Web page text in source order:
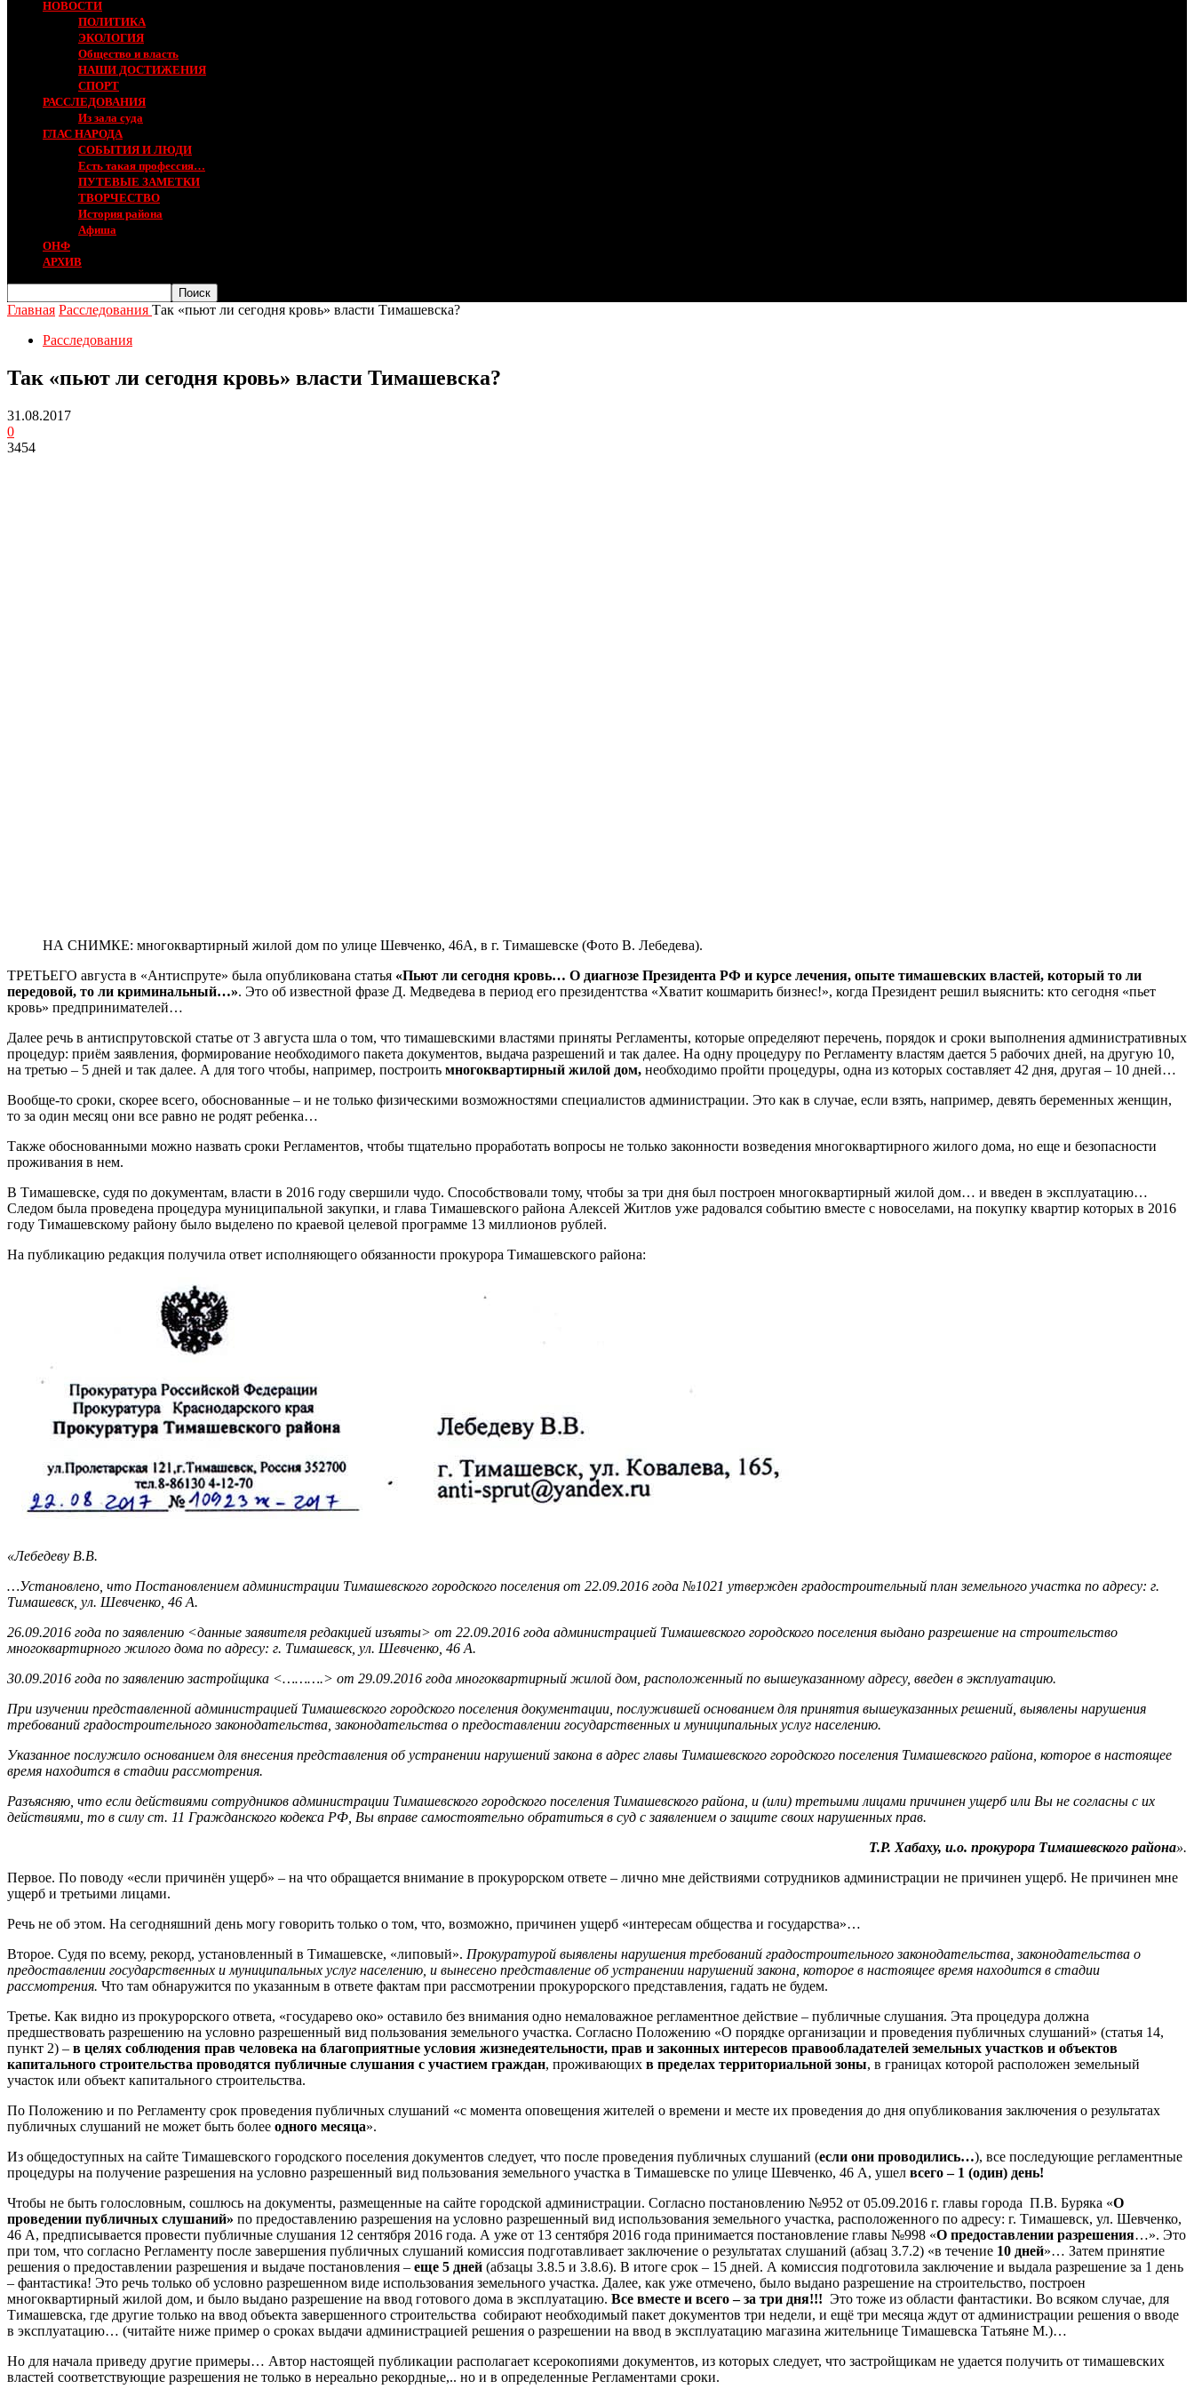
НОВОСТИ
ПОЛИТИКА
ЭКОЛОГИЯ
Общество и власть
НАШИ ДОСТИЖЕНИЯ
СПОРТ
РАССЛЕДОВАНИЯ
Из зала суда
ГЛАС НАРОДА
СОБЫТИЯ И ЛЮДИ
Есть такая профессия…
ПУТЕВЫЕ ЗАМЕТКИ
ТВОРЧЕСТВО
История района
Афиша
ОНФ
АРХИВ
Главная Расследования Так «пьют ли сегодня кровь» власти Тимашевска?
Расследования
Так «пьют ли сегодня кровь» власти Тимашевска?
31.08.2017
0
3454
НА СНИМКЕ: многоквартирный жилой дом по улице Шевченко, 46А, в г. Тимашевске (Фото В. Лебедева).
ТРЕТЬЕГО августа в «Антиспруте» была опубликована статья «Пьют ли сегодня кровь… О диагнозе Президента РФ и курсе лечения, опыте тимашевских властей, который то ли
передовой, то ли криминальный…». Это об известной фразе Д. Медведева в период его президентства «Хватит кошмарить бизнес!», когда Президент решил выяснить: кто сегодня «пьет
кровь» предпринимателей…
Далее речь в антиспрутовской статье от 3 августа шла о том, что тимашевскими властями приняты Регламенты, которые определяют перечень, порядок и сроки выполнения административных
процедур: приём заявления, формирование необходимого пакета документов, выдача разрешений и так далее. На одну процедуру по Регламенту властям дается 5 рабочих дней, на другую 10,
на третью – 5 дней и так далее. А для того чтобы, например, построить многоквартирный жилой дом, необходимо пройти процедуры, одна из которых составляет 42 дня, другая – 10 дней…
Вообще-то сроки, скорее всего, обоснованные – и не только физическими возможностями специалистов администрации. Это как в случае, если взять, например, девять беременных женщин,
то за один месяц они все равно не родят ребенка…
Также обоснованными можно назвать сроки Регламентов, чтобы тщательно проработать вопросы не только законности возведения многоквартирного жилого дома, но еще и безопасности
проживания в нем.
В Тимашевске, судя по документам, власти в 2016 году свершили чудо. Способствовали тому, чтобы за три дня был построен многоквартирный жилой дом… и введен в эксплуатацию…
Следом была проведена процедура муниципальной закупки, и глава Тимашевского района Алексей Житлов уже радовался событию вместе с новоселами, на покупку квартир которых в 2016
году Тимашевскому району было выделено по краевой целевой программе 13 миллионов рублей.
На публикацию редакция получила ответ исполняющего обязанности прокурора Тимашевского района:
«Лебедеву В.В.
…Установлено, что Постановлением администрации Тимашевского городского поселения от 22.09.2016 года №1021 утвержден градостроительный план земельного участка по адресу: г.
Тимашевск, ул. Шевченко, 46 А.
26.09.2016 года по заявлению <данные заявителя редакцией изъяты> от 22.09.2016 года администрацией Тимашевского городского поселения выдано разрешение на строительство
многоквартирного жилого дома по адресу: г. Тимашевск, ул. Шевченко, 46 А.
30.09.2016 года по заявлению застройщика <……….> от 29.09.2016 года многоквартирный жилой дом, расположенный по вышеуказанному адресу, введен в эксплуатацию.
При изучении представленной администрацией Тимашевского городского поселения документации, послужившей основанием для принятия вышеуказанных решений, выявлены нарушения
требований градостроительного законодательства, законодательства о предоставлении государственных и муниципальных услуг населению.
Указанное послужило основанием для внесения представления об устранении нарушений закона в адрес главы Тимашевского городского поселения Тимашевского района, которое в настоящее
время находится в стадии рассмотрения.
Разъясняю, что если действиями сотрудников администрации Тимашевского городского поселения Тимашевского района, и (или) третьими лицами причинен ущерб или Вы не согласны с их
действиями, то в силу ст. 11 Гражданского кодекса РФ, Вы вправе самостоятельно обратиться в суд с заявлением о защите своих нарушенных прав.
Т.Р. Хабаху, и.о. прокурора Тимашевского района».
Первое. По поводу «если причинён ущерб» – на что обращается внимание в прокурорском ответе – лично мне действиями сотрудников администрации не причинен ущерб. Не причинен мне
ущерб и третьими лицами.
Речь не об этом. На сегодняшний день могу говорить только о том, что, возможно, причинен ущерб «интересам общества и государства»…
Второе. Судя по всему, рекорд, установленный в Тимашевске, «липовый». Прокуратурой выявлены нарушения требований градостроительного законодательства, законодательства о
предоставлении государственных и муниципальных услуг населению, и вынесено представление об устранении нарушений закона, которое в настоящее время находится в стадии
рассмотрения. Что там обнаружится по указанным в ответе фактам при рассмотрении прокурорского представления, гадать не будем.
Третье. Как видно из прокурорского ответа, «государево око» оставило без внимания одно немаловажное регламентное действие – публичные слушания. Эта процедура должна
предшествовать разрешению на условно разрешенный вид пользования земельного участка. Согласно Положению «О порядке организации и проведения публичных слушаний» (статья 14,
пункт 2) – в целях соблюдения прав человека на благоприятные условия жизнедеятельности, прав и законных интересов правообладателей земельных участков и объектов
капитального строительства проводятся публичные слушания с участием граждан, проживающих в пределах территориальной зоны, в границах которой расположен земельный
участок или объект капитального строительства.
По Положению и по Регламенту срок проведения публичных слушаний «с момента оповещения жителей о времени и месте их проведения до дня опубликования заключения о результатах
публичных слушаний не может быть более одного месяца».
Из общедоступных на сайте Тимашевского городского поселения документов следует, что после проведения публичных слушаний (если они проводились…), все последующие регламентные
процедуры на получение разрешения на условно разрешенный вид пользования земельного участка в Тимашевске по улице Шевченко, 46 А, ушел всего – 1 (один) день!
Чтобы не быть голословным, сошлюсь на документы, размещенные на сайте городской администрации. Согласно постановлению №952 от 05.09.2016 г. главы города П.В. Буряка «О
проведении публичных слушаний» по предоставлению разрешения на условно разрешенный вид использования земельного участка, расположенного по адресу: г. Тимашевск, ул. Шевченко,
46 А, предписывается провести публичные слушания 12 сентября 2016 года. А уже от 13 сентября 2016 года принимается постановление главы №998 «О предоставлении разрешения…». Это
при том, что согласно Регламенту после завершения публичных слушаний комиссия подготавливает заключение о результатах слушаний (абзац 3.7.2) «в течение 10 дней»… Затем принятие
решения о предоставлении разрешения и выдаче постановления – еще 5 дней (абзацы 3.8.5 и 3.8.6). В итоге срок – 15 дней. А комиссия подготовила заключение и выдала разрешение за 1 день
– фантастика! Это речь только об условно разрешенном виде использования земельного участка. Далее, как уже отмечено, было выдано разрешение на строительство, построен
многоквартирный жилой дом, и было выдано разрешение на ввод готового дома в эксплуатацию. Все вместе и всего – за три дня!!! Это тоже из области фантастики. Во всяком случае, для
Тимашевска, где другие только на ввод объекта завершенного строительства собирают необходимый пакет документов три недели, и ещё три месяца ждут от администрации решения о вводе
в эксплуатацию… (читайте ниже пример о сроках выдачи администрацией решения о разрешении на ввод в эксплуатацию магазина жительнице Тимашевска Татьяне М.)…
Но для начала приведу другие примеры… Автор настоящей публикации располагает ксерокопиями документов, из которых следует, что застройщикам не удается получить от тимашевских
властей соответствующие разрешения не только в нереально рекордные,.. но и в определенные Регламентами сроки.